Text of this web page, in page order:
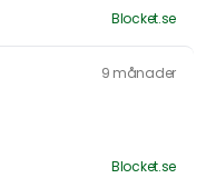
Blocket.se
9 månader
Blocket.se